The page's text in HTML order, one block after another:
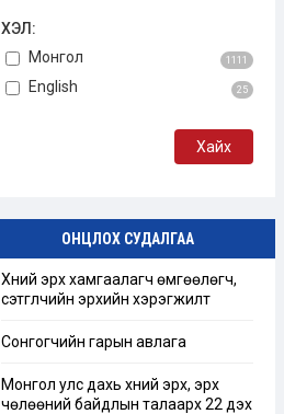
ХЭЛ:
Монгол
1111
English 25
ОНЦЛОХ СУДАЛГАА
Хүний эрх хамгаалагч өмгөөлөгч,
сэтгүүлчийн эрхийн хэрэгжилт
Сонгогчийн гарын авлага
Монгол улс дахь хүний эрх, эрх
чөлөөний байдлын талаарх 22 дэх